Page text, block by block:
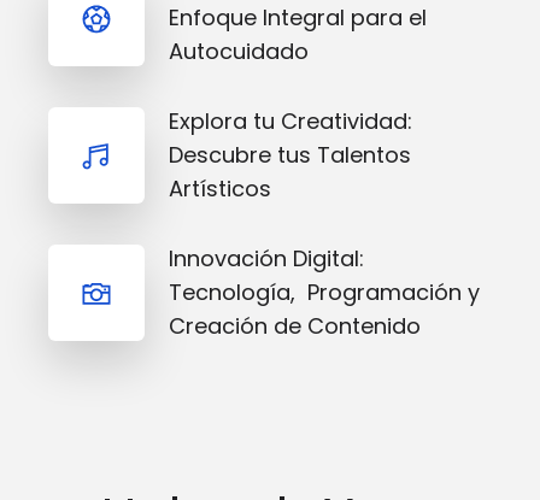
Enfoque Integral para el
Autocuidado
Explora tu Creatividad:
Descubre tus Talentos
Artísticos
Innovación Digital:
Tecnología, Programación y
Creación de Contenido